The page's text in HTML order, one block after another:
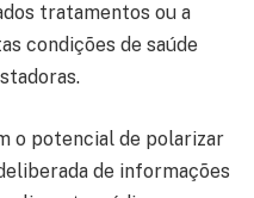
tratamentos ou a
condições de saúde
o potencial de polarizar
de informações